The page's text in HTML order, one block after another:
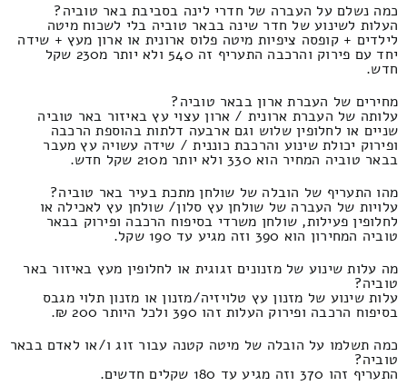
כמה נשלם על העברה של חדרי לינה בסביבת באר טוביה?
העלות לשינוע של חדר שינה בבאר טוביה בלי לשכוח מיטה
לילדים + קופסה ציפיות מיטה פלוס ארונית או ארון מעץ + שידה
יחד עם פירוק והרכבה התעריף זה 540 ולא יותר מ230 שקל
חדש.
מחירים של העברת ארון בבאר טוביה?
עלותה של העברת ארונית / ארון עצוי עץ באיזור באר טוביה
שניים או לחלופין שלוש וגם ארבעה דלתות בהוספת הרכבה
ופירוק יכולת שינוע והרכבת כוננית / שידה עשויה עץ מעבר
בבאר טוביה המחיר הוא 330 ולא יותר מ210 שקל חדש.
מהו התעריף של הובלה של שולחן מתכת בעיר באר טוביה?
עלויות של העברה של שולחן עץ סלון/ שולחן עץ לאכילה או
לחלופין פעילות, שולחן משרדי בסיפוח הרכבה ופירוק בבאר
טוביה המחירון הוא 390 וזה מגיע עד 190 שקל.
מה עלות שינוע של מזנונים זגוגית או לחלופין מעץ באיזור באר
טוביה?
עלות שינוע של מזנון עץ טלויזיה/מזנון או מזנון תלוי מגבס
בסיפוח הרכבה ופירוק העלות זהו 390 ולכל היותר 200 ₪.
כמה תשלמו על הובלה של מיטה קטנה עבור זוג ו/או לאדם בבאר
טוביה?
התעריף זהו 370 וזה מגיע עד 180 שקלים חדשים.